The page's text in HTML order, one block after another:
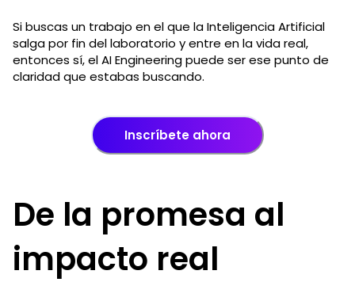
Si buscas un trabajo en el que la Inteligencia Artificial
salga por fin del laboratorio y entre en la vida real,
entonces sí, el AI Engineering puede ser ese punto de
claridad que estabas buscando.
Inscríbete ahora
De la promesa al
impacto real